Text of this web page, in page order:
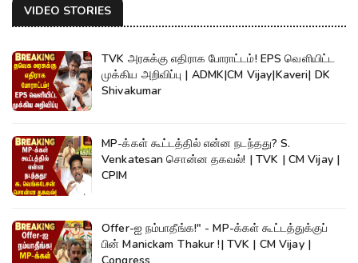
VIDEO STORIES
TVK அரசுக்கு எதிராக போராட்டம்! EPS வெளியிட்ட
முக்கிய அறிவிப்பு | ADMK|CM Vijay|Kaveri| DK
Shivakumar
MP-க்கள் கூட்டத்தில் என்ன நடந்தது? S.
Venkatesan சொன்ன தகவல்! | TVK | CM Vijay |
CPIM
Offer-ஐ நம்பாதீங்க!" - MP-க்கள் கூட்டத்துக்குப்
பின் Manickam Thakur !| TVK | CM Vijay |